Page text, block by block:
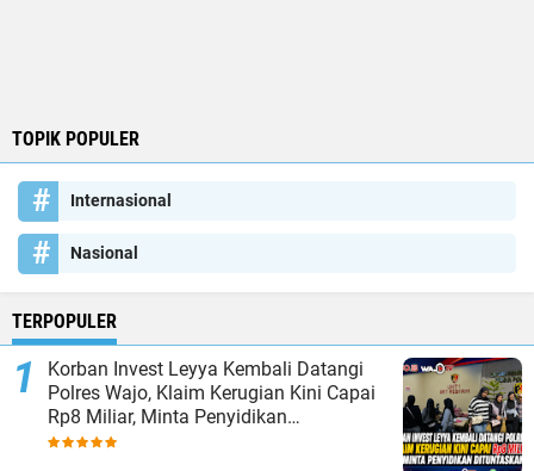
TOPIK POPULER
Internasional
Nasional
TERPOPULER
Korban Invest Leyya Kembali Datangi
Polres Wajo, Klaim Kerugian Kini Capai
Rp8 Miliar, Minta Penyidikan
Dituntaskan